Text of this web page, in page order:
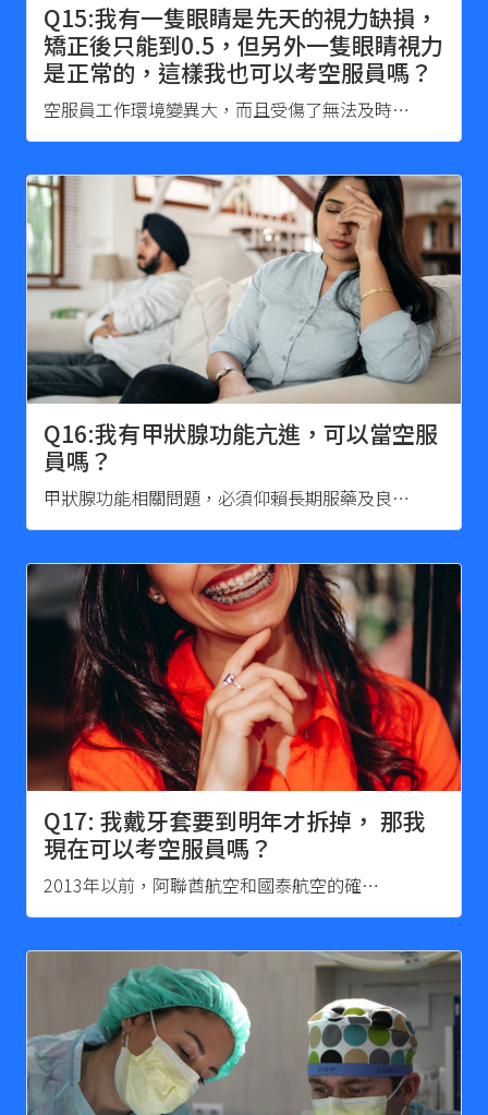
Q15:我有一隻眼睛是先天的視力缺損，
矯正後只能到0.5，但另外一隻眼睛視力
是正常的，這樣我也可以考空服員嗎？
空服員工作環境變異大，而且受傷了無法及時…
Q16:我有甲狀腺功能亢進，可以當空服
員嗎？
甲狀腺功能相關問題，必須仰賴長期服藥及良…
Q17: 我戴牙套要到明年才拆掉， 那我
現在可以考空服員嗎？
2013年以前，阿聯酋航空和國泰航空的確…